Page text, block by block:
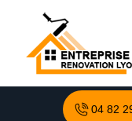
04 82